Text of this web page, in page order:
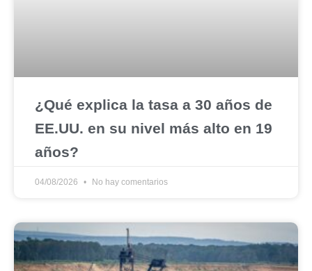
¿Qué explica la tasa a 30 años de
EE.UU. en su nivel más alto en 19
años?
04/08/2026 No hay comentarios